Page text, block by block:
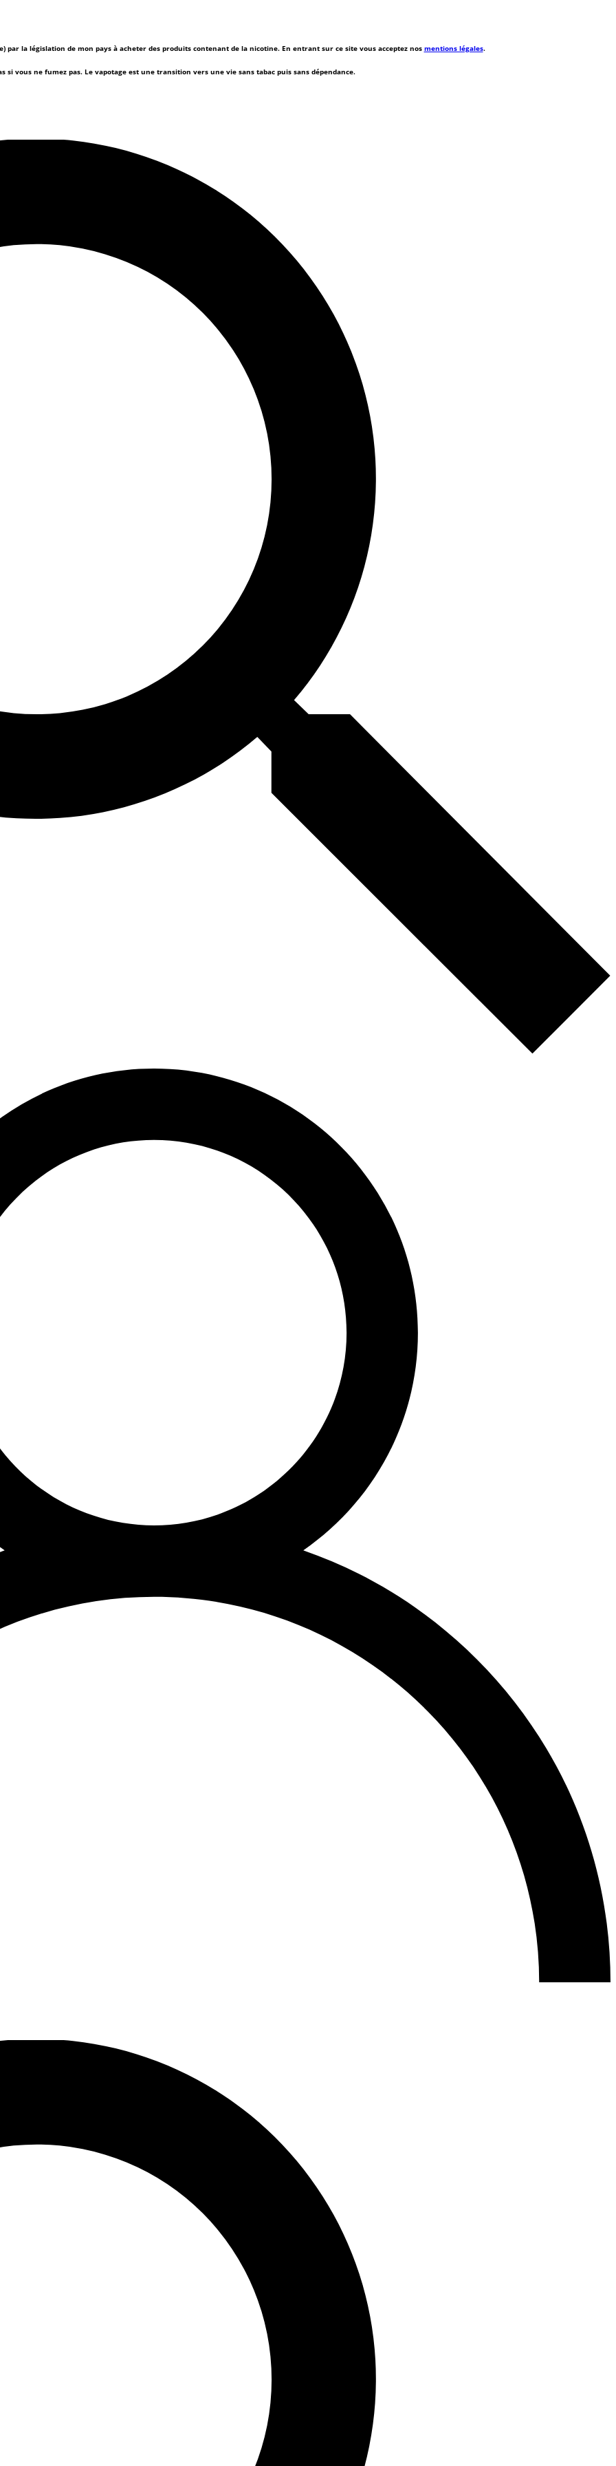
par la législation de mon pays à acheter des produits contenant de la nicotine. En entrant sur ce site vous acceptez nos mentions légales.
si vous ne fumez pas. Le vapotage est une transition vers une vie sans tabac puis sans dépendance.